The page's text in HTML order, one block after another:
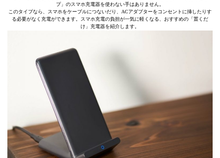
プ」のスマホ充電器を使わない手はありません。
このタイプなら、スマホをケーブルにつないだり、ACアダプターをコンセントに挿したりす
る必要がなく充電ができます。スマホ充電の負担が一気に軽くなる、おすすめの「置くだ
け」充電器を紹介します。